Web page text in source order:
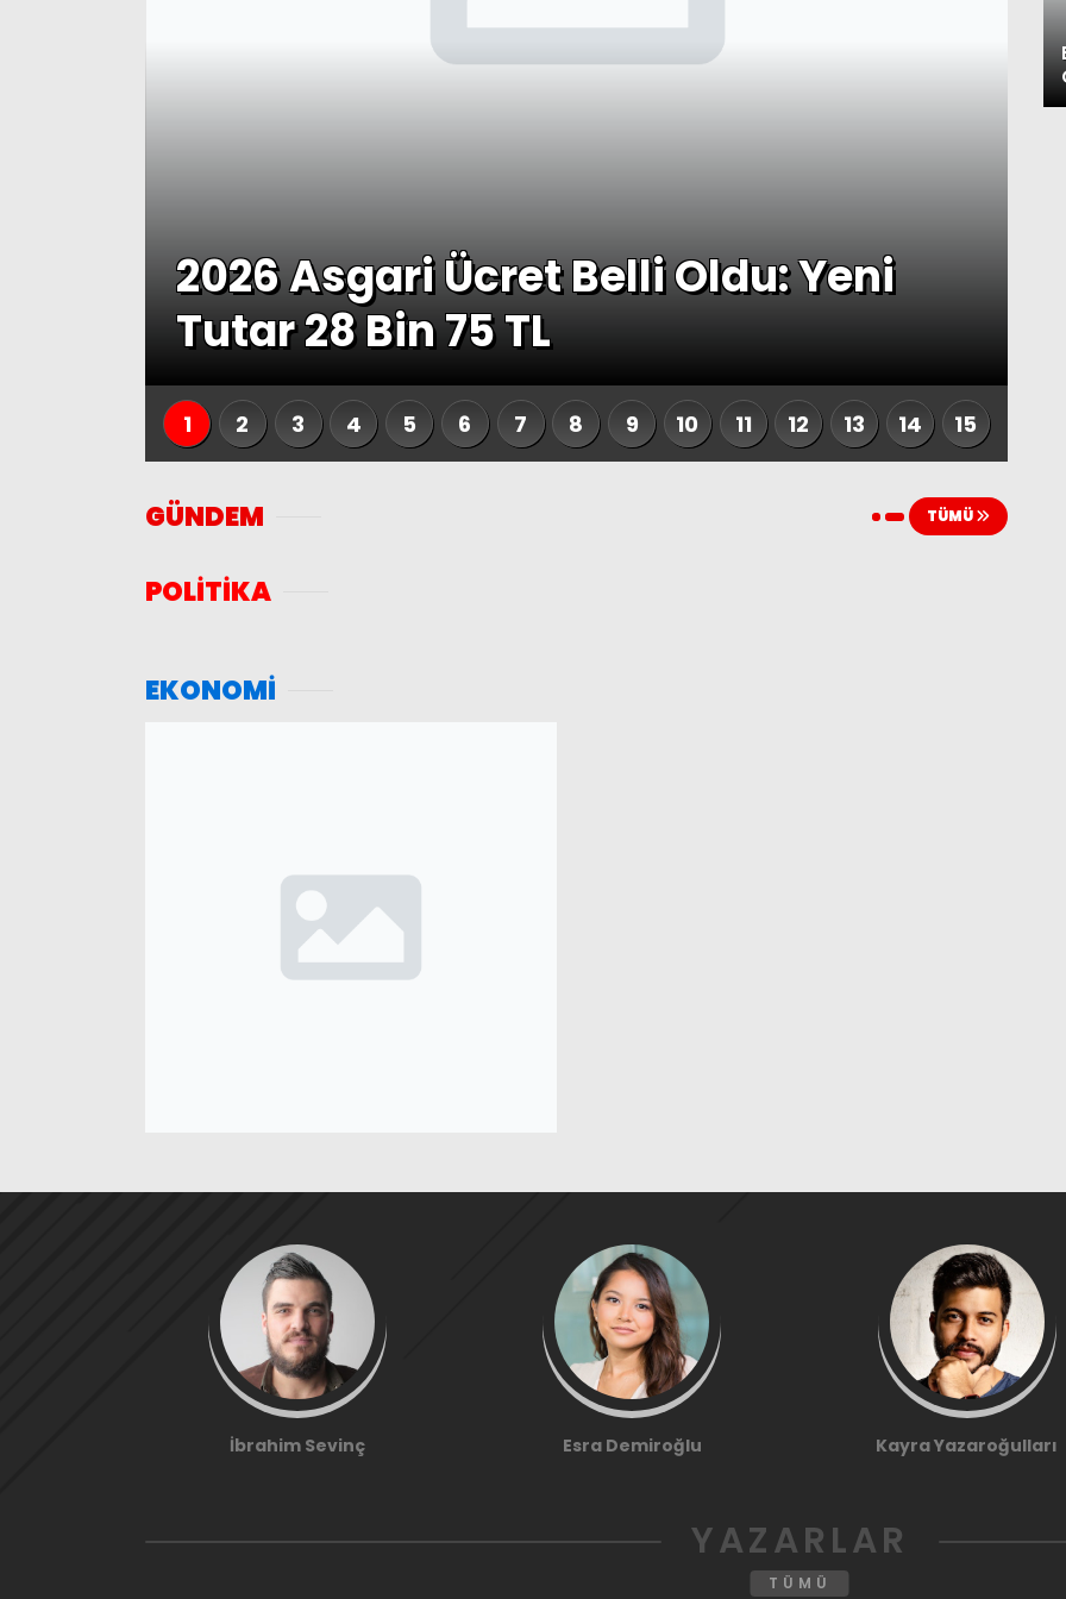
2026 Asgari Ücret Belli Oldu: Yeni
Tutar 28 Bin 75 TL
1 2 3 4 5 6 7 8 9 10 11 12 13 14 15
GÜNDEM TÜMÜ
POLİTİKA
EKONOMİ
İbrahim Sevinç Esra Demiroğlu Kayra Yazaroğulları
YAZARLAR
TÜMÜ